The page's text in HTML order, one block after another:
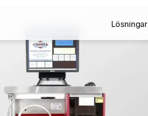
Lösningar